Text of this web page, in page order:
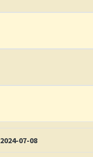
2024-07-08